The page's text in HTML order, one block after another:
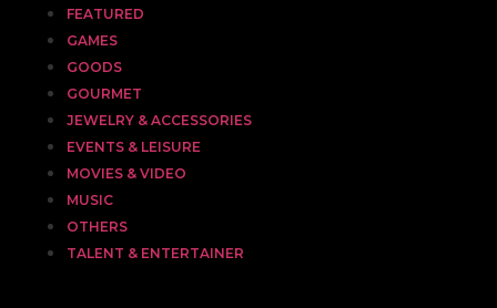
FEATURED
GAMES
GOODS
GOURMET
JEWELRY & ACCESSORIES
EVENTS & LEISURE
MOVIES & VIDEO
MUSIC
OTHERS
TALENT & ENTERTAINER